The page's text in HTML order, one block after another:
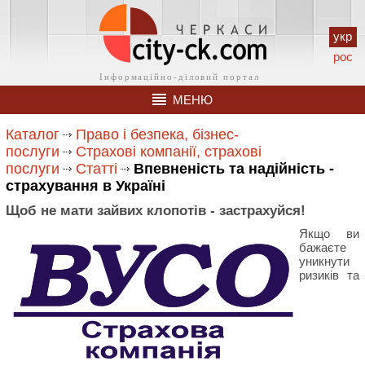
укр
рос
МЕНЮ
Каталог
Право і безпека, бізнес-
послуги
Страхові компанії, страхові
послуги
Статті
Впевненість та надійність -
страхування в Україні
Щоб не мати зайвих клопотів - застрахуйся!
Якщо ви
бажаєте
уникнути
ризиків та